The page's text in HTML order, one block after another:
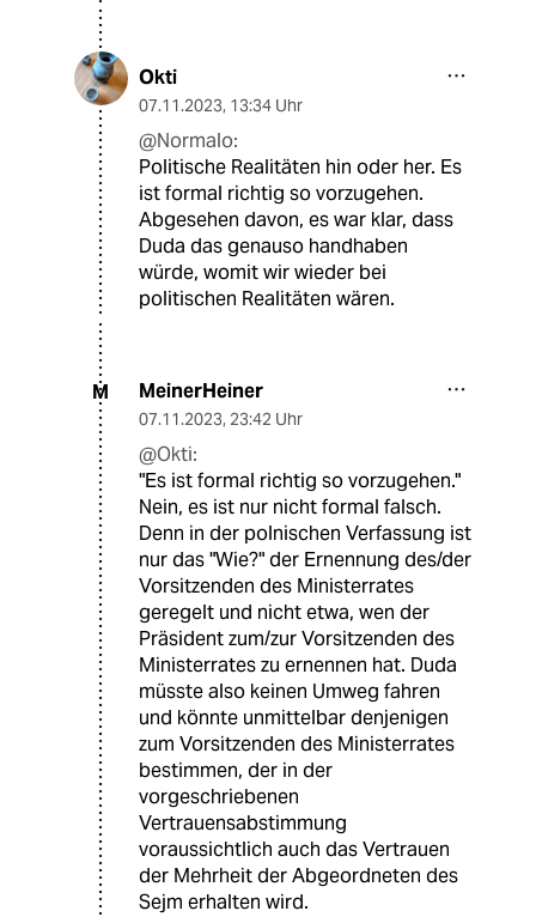
Okti
07.11.2023, 13:34 Uhr
@Normalo:
Politische Realitäten hin oder her. Es
ist formal richtig so vorzugehen.
Abgesehen davon, es war klar, dass
Duda das genauso handhaben
würde, womit wir wieder bei
politischen Realitäten wären.
M MeinerHeiner
07.11.2023, 23:42 Uhr
@Okti:
"Es ist formal richtig so vorzugehen."
Nein, es ist nur nicht formal falsch.
Denn in der polnischen Verfassung ist
nur das "Wie?" der Ernennung des/der
Vorsitzenden des Ministerrates
geregelt und nicht etwa, wen der
Präsident zum/zur Vorsitzenden des
Ministerrates zu ernennen hat. Duda
müsste also keinen Umweg fahren
und könnte unmittelbar denjenigen
zum Vorsitzenden des Ministerrates
bestimmen, der in der
vorgeschriebenen
Vertrauensabstimmung
voraussichtlich auch das Vertrauen
der Mehrheit der Abgeordneten des
Sejm erhalten wird.